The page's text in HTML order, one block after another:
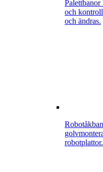
Palettbanor
och
och ändras.
robotplattor.